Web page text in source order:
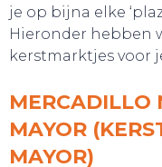
je op bijna elke
Hieronder hebben
kerstmarktjes voor
MERCADILLO
MAYOR
MAYOR)